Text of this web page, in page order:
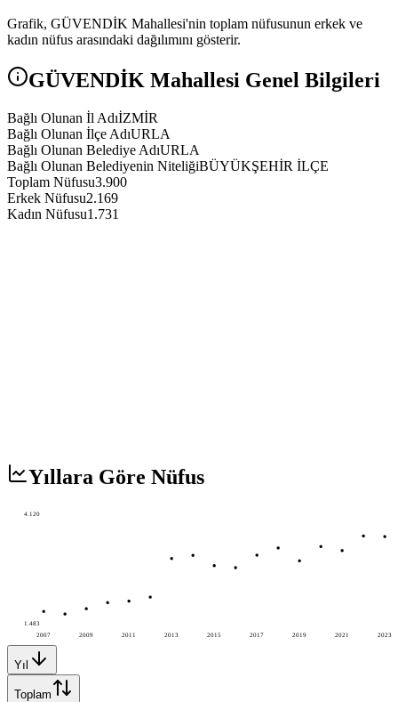
Grafik, GÜVENDİK Mahallesi'nin toplam nüfusunun erkek ve
kadın nüfus arasındaki dağılımını gösterir.
GÜVENDİK Mahallesi Genel Bilgileri
Bağlı Olunan İl AdıİZMİR
Bağlı Olunan İlçe AdıURLA
Bağlı Olunan Belediye AdıURLA
Bağlı Olunan Belediyenin NiteliğiBÜYÜKŞEHİR İLÇE
Toplam Nüfusu3.900
Erkek Nüfusu2.169
Kadın Nüfusu1.731
Yıllara Göre Nüfus
2007 2009 2011 2013 2015 2017 2019 2021 2023
4.120
1.483
Yıl
Toplam